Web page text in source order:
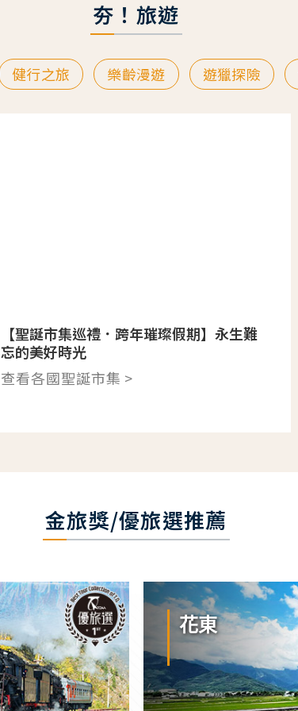
夯！旅遊
健行之旅 樂齡漫遊 遊獵探險
【聖誕市集巡禮．跨年璀璨假期】永生難
忘的美好時光
查看各國聖誕市集 >
金旅獎/優旅選推薦
花東